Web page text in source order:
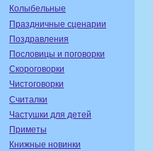
Колыбельные
Праздничные сценарии
Поздравления
Пословицы и поговорки
Скороговорки
Чистоговорки
Считалки
Частушки для детей
Приметы
Книжные новинки